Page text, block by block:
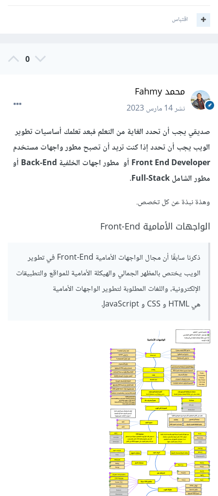
اقتباس
0
محمد Fahmy
نشر14 مارس 2023
صديقي يجب أن تحدد الغاية من التعلم فبعد تعلمك أساسيات تطوير
الويب يجب أن تحدد إذا كنت تريد أن تصبح مطور واجهات مستخدم
Front End Developer أو مطور اجهات الخلفية Back-End أو
مطور الشامل Full-Stack.
وهذة نبذة عن كل تخصص.
الواجهات الأمامية Front-End
ذكرنا سابقًا أن مجال الواجهات الأمامية Front-End في تطوير
الويب يختص بالمظهر الجمالي والهيكلة الأمامية للمواقع والتطبيقات
الإلكترونية، واللغات المطلوبة لتطوير الواجهات الأمامية
هي HTML و CSS و JavaScript.